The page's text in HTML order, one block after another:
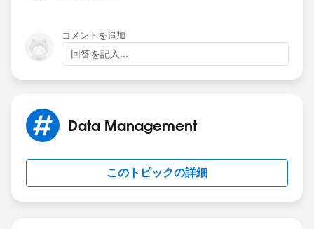
コメントを追加
回答を記入...
Data Management
このトピックの詳細